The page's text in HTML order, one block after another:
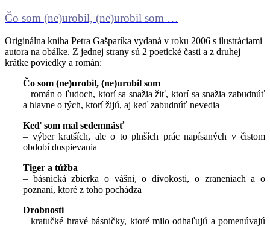
Čo som (ne)urobil, (ne)urobil som …
Originálna kniha Petra Gašparíka vydaná v roku 2006 s ilustráciami
autora na obálke. Z jednej strany sú 2 poetické časti a z druhej
krátke poviedky a román:
Čo som (ne)urobil, (ne)urobil som
– román o ľudoch, ktorí sa snažia žiť, ktorí sa snažia zabudnúť
a hlavne o tých, ktorí žijú, aj keď zabudnúť nevedia
Keď som mal sedemnásť
– výber kratších, ale o to plnších prác napísaných v čistom
období dospievania
Tiger a túžba
– básnická zbierka o vášni, o divokosti, o zraneniach a o
poznaní, ktoré z toho pochádza
Drobnosti
– kratučké hravé básničky, ktoré milo odhaľujú a pomenúvajú